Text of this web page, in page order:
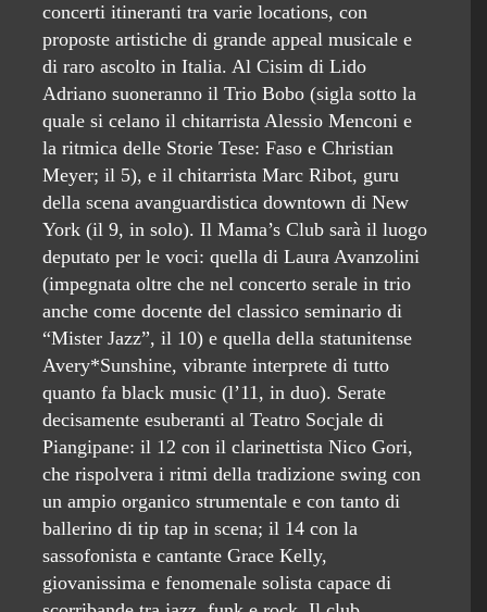
concerti itineranti tra varie locations, con
proposte artistiche di grande appeal musicale e
di raro ascolto in Italia. Al Cisim di Lido
Adriano suoneranno il Trio Bobo (sigla sotto la
quale si celano il chitarrista Alessio Menconi e
la ritmica delle Storie Tese: Faso e Christian
Meyer; il 5), e il chitarrista Marc Ribot, guru
della scena avanguardistica downtown di New
York (il 9, in solo). Il Mama’s Club sarà il luogo
deputato per le voci: quella di Laura Avanzolini
(impegnata oltre che nel concerto serale in trio
anche come docente del classico seminario di
“Mister Jazz”, il 10) e quella della statunitense
Avery*Sunshine, vibrante interprete di tutto
quanto fa black music (l’11, in duo). Serate
decisamente esuberanti al Teatro Socjale di
Piangipane: il 12 con il clarinettista Nico Gori,
che rispolvera i ritmi della tradizione swing con
un ampio organico strumentale e con tanto di
ballerino di tip tap in scena; il 14 con la
sassofonista e cantante Grace Kelly,
giovanissima e fenomenale solista capace di